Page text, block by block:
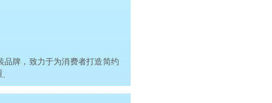
品牌，致力于为消费者打造简约